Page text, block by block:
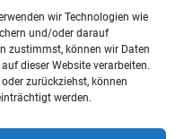
wir Technologien wie
und/oder darauf
zustimmst, können wir Daten
dieser Website verarbeiten.
zurückziehst, können
werden.
im
Bundeswehr steht